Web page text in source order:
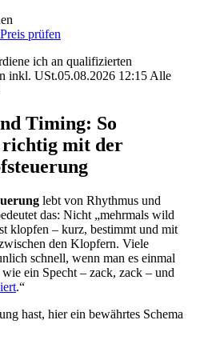
Preis prüfen
ich an qualifizierten
inkl. USt.05.08.2026 12:15 Alle
Timing: So
richtig mit der
lebt von Rhythmus und
das: Nicht „mehrmals wild
klopfen – kurz, bestimmt und mit
den Klopfern. Viele
schnell, wenn man es einmal
ein Specht – zack, zack – und
.“
hast, hier ein bewährtes Schema